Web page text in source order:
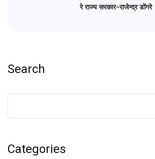
रे राज्य सरकार-राजेन्द्र डोंगरे
Search
Categories